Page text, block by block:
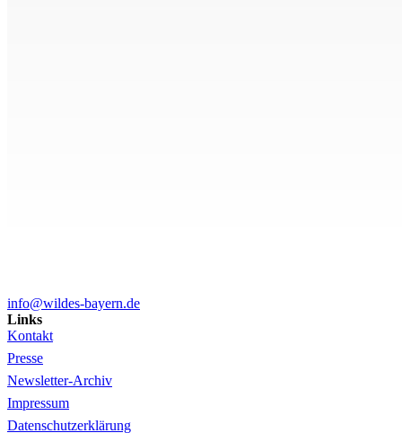
info@wildes-bayern.de
Links
Kontakt
Presse
Newsletter-Archiv
Impressum
Datenschutzerklärung